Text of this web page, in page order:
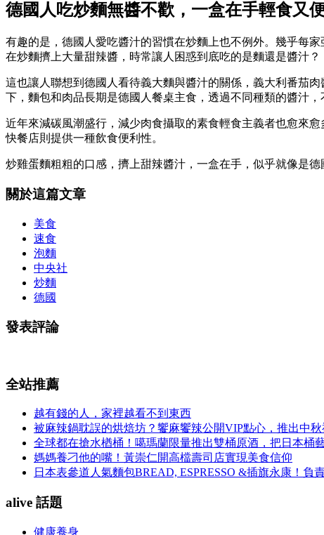
德國人吃炒麵無醬不歡，一盒在手輕食又
有趣的是，德國人愛吃醬汁的習慣在炒麵上也不例外。幾乎每
在炒麵擠上大量甜辣醬，時常讓人困惑到底吃的是麵還是醬汁？
這也讓人聯想到德國人看待義大麵與醬汁的關係，義大利番茄
下，麵包和肉品長期是德國人餐桌主食，透過不同種類的醬汁
近年來減碳風潮盛行，減少肉食攝取的素食輕食主義者也愈來
快餐店則提供一種飲食便利性。
炒雞蛋麵粗粗的口感，擠上甜辣醬汁，一盒在手，似乎就像是
關於這篇文章
美食
速食
泡麵
中央社
炒麵
德國
發表評論
全站推薦
越有錢的人，家裡越看不到東西
被麻辣鍋耽誤的烘焙坊？饗麻饗辣公開VIP點心，推出中
全球都在搶水楢桶！噶瑪蘭限量推出雙桶原酒，把日本桶
媽媽養刁他的嘴！黃崇仁開高檔壽司店實現美食信仰
日本表參道人氣麵包BREAD, ESPRESSO &插旗永康！
alive 話題
健康養身